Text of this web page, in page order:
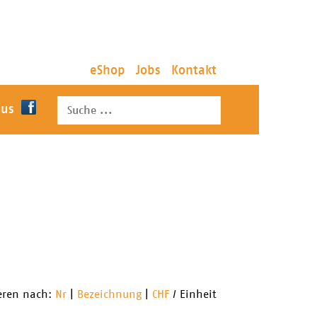
eShop Jobs Kontakt
nach: Nr Bezeichnung CHF / Einheit